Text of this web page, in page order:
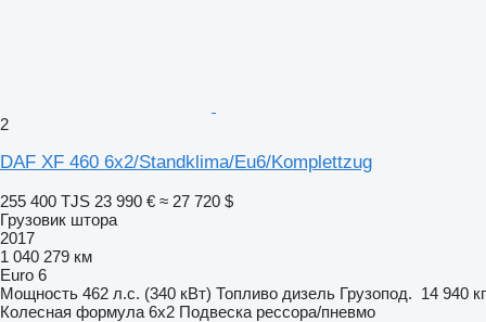
2
DAF XF 460 6x2/Standklima/Eu6/Komplettzug
255 400 TJS 23 990 € ≈ 27 720 $
Грузовик штора
2017
1 040 279 км
Euro 6
Мощность 462 л.с. (340 кВт) Топливо дизель Грузопод. 14 940 кг
Колесная формула 6x2 Подвеска рессора/пневмо